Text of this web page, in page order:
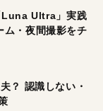
Luna Ultra」実践
ム・夜間撮影をチ
？ 認識しない・